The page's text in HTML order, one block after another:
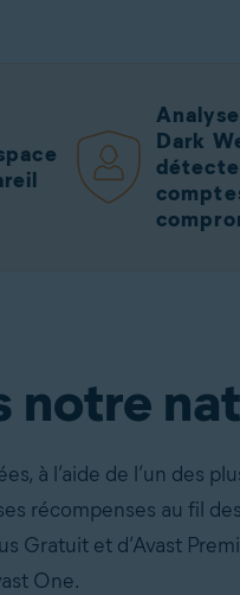
Dark
notre
à l’aide de l’un des
récompenses au fil
Gratuit et d’Avast
One.